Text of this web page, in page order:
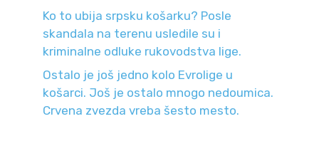
Ko to ubija srpsku košarku? Posle
skandala na terenu usledile su i
kriminalne odluke rukovodstva lige.
Ostalo je još jedno kolo Evrolige u
košarci. Još je ostalo mnogo nedoumica.
Crvena zvezda vreba šesto mesto.